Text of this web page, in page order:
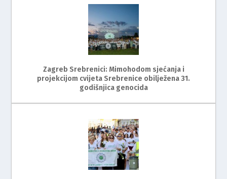
Zagreb Srebrenici: Mimohodom sjećanja i
projekcijom cvijeta Srebrenice obilježena 31.
godišnjica genocida